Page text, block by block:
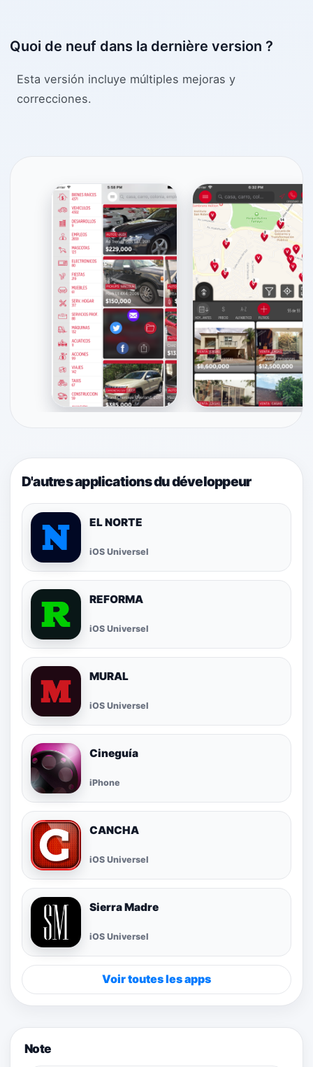
Quoi de neuf dans la dernière version ?
Esta versión incluye múltiples mejoras y
correcciones.
D'autres applications du développeur
EL NORTE
iOS Universel
REFORMA
iOS Universel
MURAL
iOS Universel
Cineguía
iPhone
CANCHA
iOS Universel
Sierra Madre
iOS Universel
Voir toutes les apps
Note